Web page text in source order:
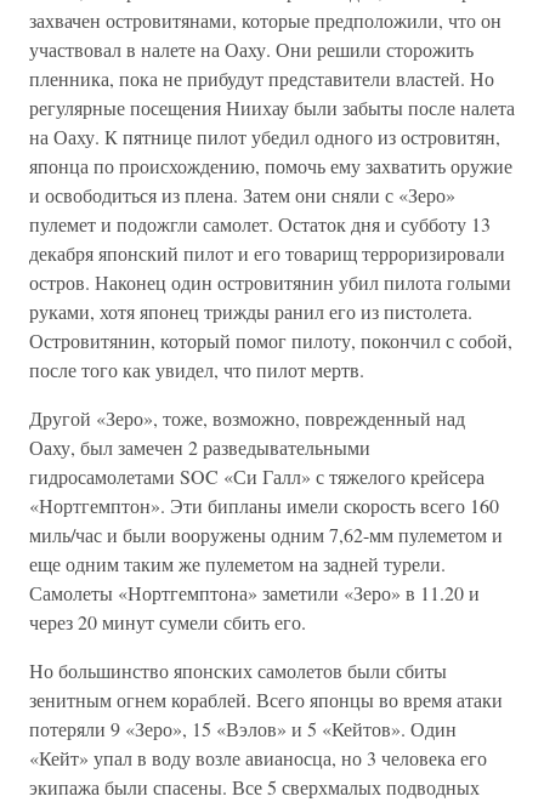
захвачен островитянами, которые предположили, что он
участвовал в налете на Оаху. Они решили сторожить
пленника, пока не прибудут представители властей. Но
регулярные посещения Ниихау были забыты после налета
на Оаху. К пятнице пилот убедил одного из островитян,
японца по происхождению, помочь ему захватить оружие
и освободиться из плена. Затем они сняли с «Зеро»
пулемет и подожгли самолет. Остаток дня и субботу 13
декабря японский пилот и его товарищ терроризировали
остров. Наконец один островитянин убил пилота голыми
руками, хотя японец трижды ранил его из пистолета.
Островитянин, который помог пилоту, покончил с собой,
после того как увидел, что пилот мертв.
Другой «Зеро», тоже, возможно, поврежденный над
Оаху, был замечен 2 разведывательными
гидросамолетами SOC «Си Галл» с тяжелого крейсера
«Нортгемптон». Эти бипланы имели скорость всего 160
миль/час и были вооружены одним 7,62-мм пулеметом и
еще одним таким же пулеметом на задней турели.
Самолеты «Нортгемптона» заметили «Зеро» в 11.20 и
через 20 минут сумели сбить его.
Но большинство японских самолетов были сбиты
зенитным огнем кораблей. Всего японцы во время атаки
потеряли 9 «Зеро», 15 «Вэлов» и 5 «Кейтов». Один
«Кейт» упал в воду возле авианосца, но 3 человека его
экипажа были спасены. Все 5 сверхмалых подводных